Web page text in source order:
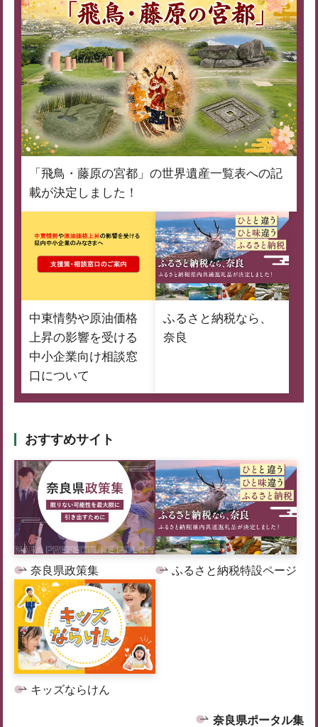
「飛鳥・藤原の宮都」の世界遺産一覧表への記
載が決定しました！
中東情勢や原油価格
上昇の影響を受ける
中小企業向け相談窓
口について
ふるさと納税なら、
奈良
おすすめサイト
奈良県政策集 ふるさと納税特設ページ
キッズならけん
奈良県ポータル集